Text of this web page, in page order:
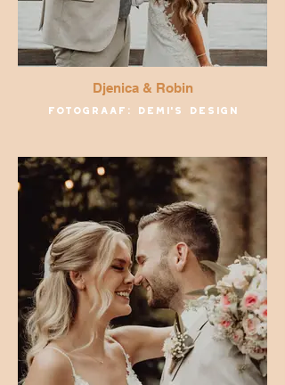
Djenica & Robin
Fotograaf: Demi's Design